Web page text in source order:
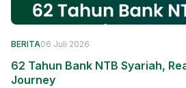
BERITA06 Juli 2026
62 Tahun Bank NTB Syariah,
Journey